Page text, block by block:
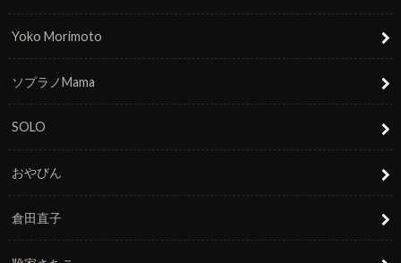
Yoko Morimoto
ソプラノMama
SOLO
おやびん
倉田直子